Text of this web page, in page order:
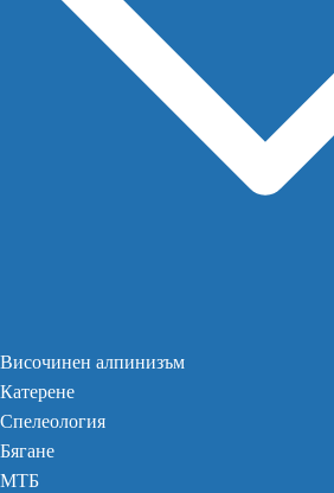
Височинен алпинизъм
Катерене
Спелеология
Бягане
МТБ